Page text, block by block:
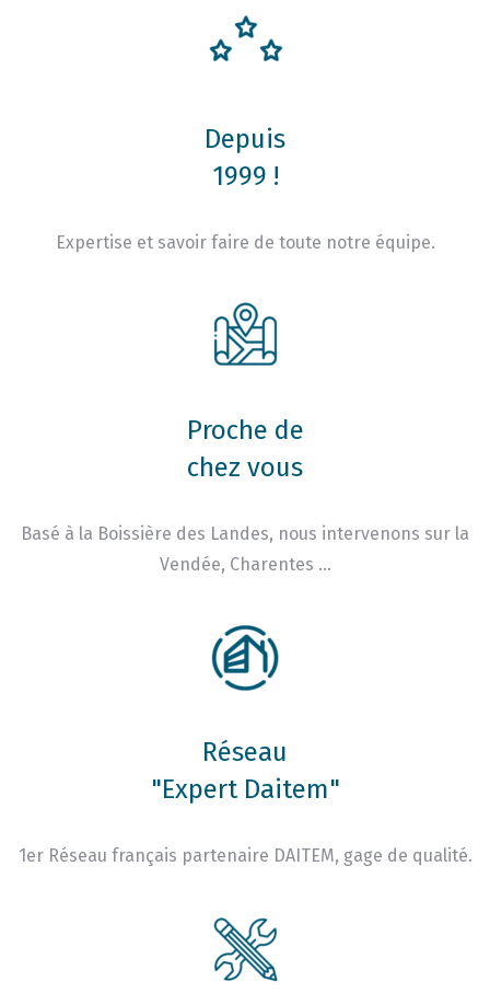
Depuis
1999 !
Expertise et savoir faire de toute notre équipe.
Proche de
chez vous
Basé à la Boissière des Landes, nous intervenons sur la
Vendée, Charentes …
Réseau
"Expert Daitem"
1er Réseau français partenaire DAITEM, gage de qualité.